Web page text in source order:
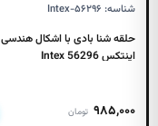
شناسه: Intex-۵۶۲۹۶
حلقه شنا بادی با اشکال هندسی
اینتکس 56296 Intex
۹۸۵,۰۰۰ تومان